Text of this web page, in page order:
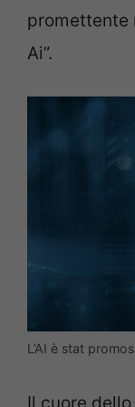
promettente
Ai”.
L’AI è stat
Il cuore